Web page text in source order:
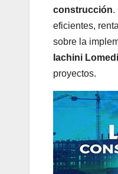
construcción.
eficientes,
sobre la
Iachini
proyectos.